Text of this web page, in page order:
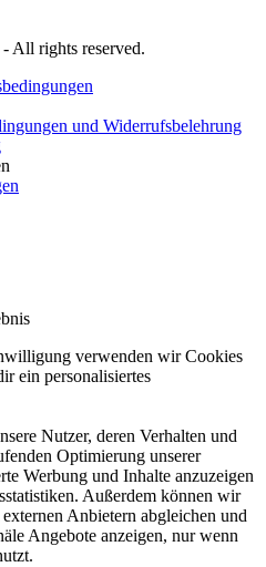
- All rights reserved.
und Widerrufsbelehrung
verwenden wir Cookies
ein personalisiertes
Nutzer, deren Verhalten und
Optimierung unserer
Werbung und Inhalte anzuzeigen
Außerdem können wir
Anbietern abgleichen und
Angebote anzeigen, nur wenn